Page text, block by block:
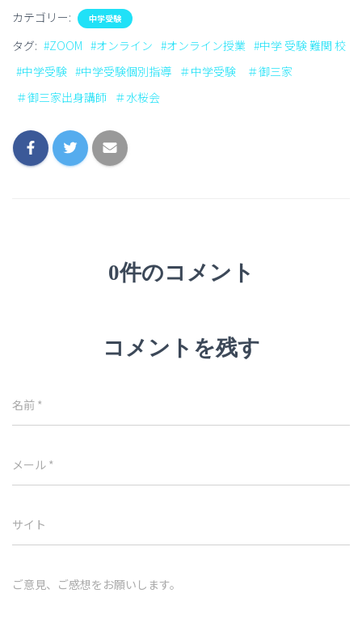
カテゴリー: 中学受験
タグ: #ZOOM #オンライン #オンライン授業 #中学 受験 難関 校
#中学受験 #中学受験個別指導 ＃中学受験 ＃御三家
＃御三家出身講師 ＃水桜会
0件のコメント
コメントを残す
名前 *
メール *
サイト
ご意見、ご感想をお願いします。